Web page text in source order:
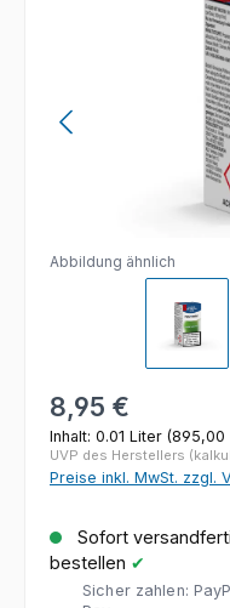
Abbildung ähnlich
Regulärer Preis:
8,95 €
Inhalt: 0.01 Liter (895,00
UVP des Herstellers
Preise inkl. MwSt. zzgl.
Sofort
bestellen ✔
Sicher zahlen: